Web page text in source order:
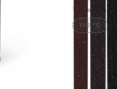
150 °C